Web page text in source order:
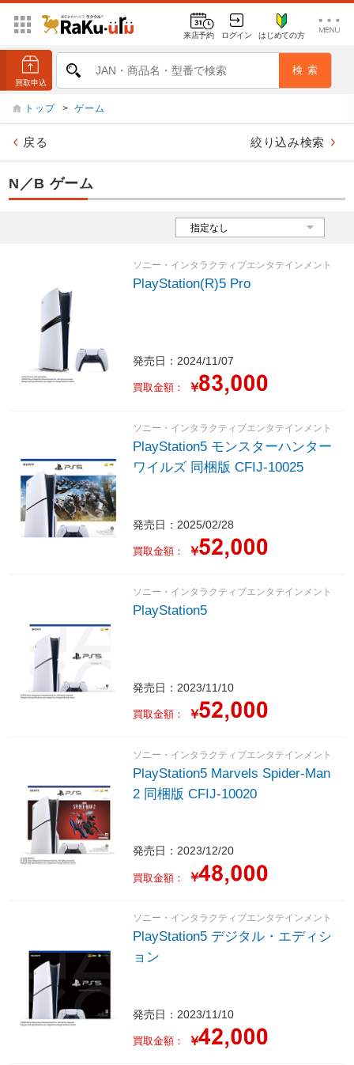
来店予約 ログイン はじめての方
トップ > ゲーム
戻る 絞り込み検索
N／B ゲーム
ソニー・インタラクティブエンタテインメント
PlayStation(R)5 Pro
発売日：2024/11/07
買取金額： ￥
ソニー・インタラクティブエンタテインメント
PlayStation5 モンスターハンター
ワイルズ 同梱版 CFIJ-10025
発売日：2025/02/28
買取金額： ￥
ソニー・インタラクティブエンタテインメント
PlayStation5
発売日：2023/11/10
買取金額： ￥
ソニー・インタラクティブエンタテインメント
PlayStation5 Marvels Spider-Man
2 同梱版 CFIJ-10020
発売日：2023/12/20
買取金額： ￥
ソニー・インタラクティブエンタテインメント
PlayStation5 デジタル・エディシ
ョン
発売日：2023/11/10
買取金額： ￥